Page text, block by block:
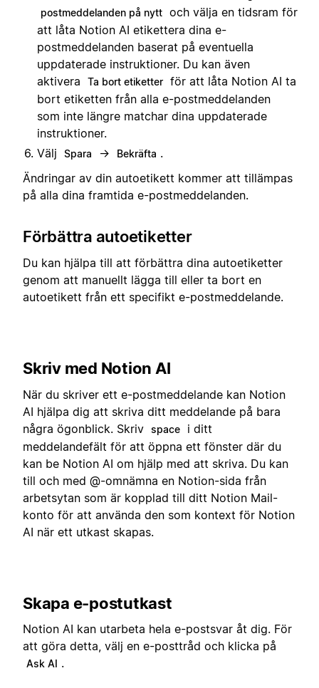
postmeddelanden på nytt och välja en tidsram för
att låta Notion AI etikettera dina e-
postmeddelanden baserat på eventuella
uppdaterade instruktioner. Du kan även
aktivera
Ta bort etiketter för att låta Notion AI ta
bort etiketten från alla e-postmeddelanden
som inte längre matchar dina uppdaterade
instruktioner.
Välj
Spara → Bekräfta .
Ändringar av din autoetikett kommer att tillämpas
på alla dina framtida e-postmeddelanden.
Förbättra autoetiketter
Du kan hjälpa till att förbättra dina autoetiketter
genom att manuellt lägga till eller ta bort en
autoetikett från ett specifikt e-postmeddelande.
Skriv med Notion AI
När du skriver ett e-postmeddelande kan Notion
AI hjälpa dig att skriva ditt meddelande på bara
några ögonblick. Skriv space
i ditt
meddelandefält för att öppna ett fönster där du
kan be Notion AI om hjälp med att skriva. Du kan
till och med @-omnämna en Notion-sida från
arbetsytan som är kopplad till ditt Notion Mail-
konto för att använda den som kontext för Notion
AI när ett utkast skapas.
Skapa e-postutkast
Notion AI kan utarbeta hela e-postsvar åt dig. För
att göra detta, välj en e-posttråd och klicka på
Ask AI .